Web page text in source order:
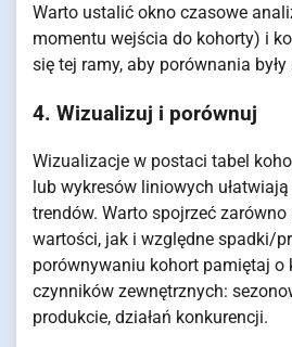
Warto ustalić okno czasowe
momentu wejścia do kohorty) i
się tej ramy, aby porównania
4. Wizualizuj i porównuj
Wizualizacje w postaci tabel
lub wykresów liniowych
trendów. Warto spojrzeć
wartości, jak i względne spadki/
porównywaniu kohort pamiętaj o
czynników zewnętrznych:
produkcie, działań konkurencji.